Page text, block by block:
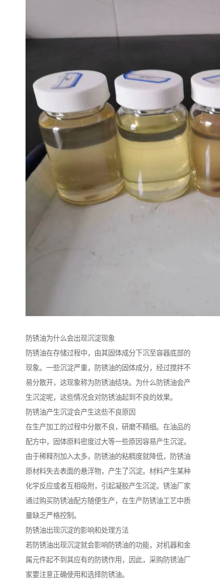
防锈油为什么会出现沉淀现象
防锈油在存储过程中，由其固体成分下沉至容器底部的
现象。一些沉淀严重，防锈油的固体成分，经过搅拌不
易分散开，这现象称为防锈油结块。为什么防锈油会产
生沉淀呢，这些情况会对防锈油起到不良的效果。
防锈油产生沉淀会产生这些不良原因
在生产加工的过程中分散不良，研磨不精细。在油品的
配方中，固体原料密度过大等一些原因容易产生沉淀。
由于稀释剂加入太多，防锈油的粘稠度就降低，防锈油
原材料失去表面的悬浮物，产生了沉淀。材料产生某种
化学反应或者互相吸附，引起凝胶产生沉淀。锈油厂家
通过购买防锈油配方随便生产，在生产防锈油工艺中质
量缺乏严格控制。
防锈油出现沉淀的影响和处理方法
若防锈油出现沉淀就会影响防锈油的功能，对机器和金
属元件起不到其应有的防锈作用，因此，采购防锈油厂
家要注意正确使用和选择防锈油。